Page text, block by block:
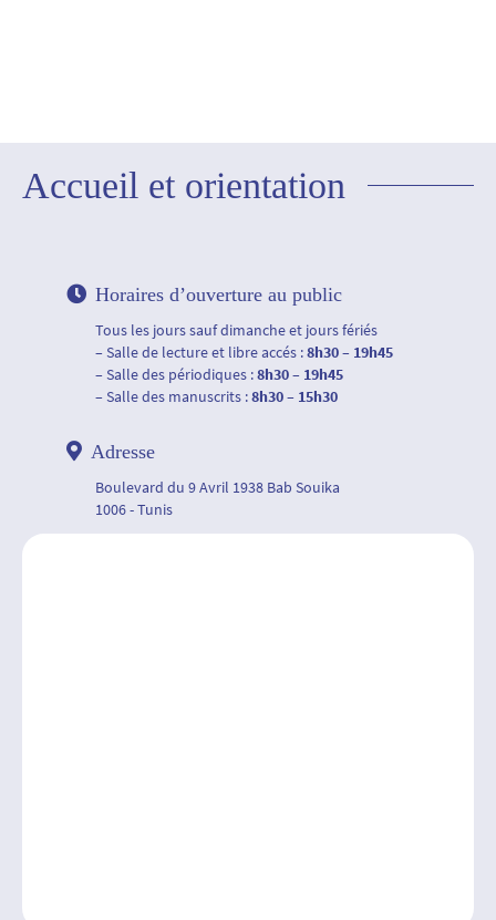
Accueil et orientation
Horaires d’ouverture au public
Tous les jours sauf dimanche et jours fériés
– Salle de lecture et libre accés :8h30 – 19h45
– Salle des périodiques :8h30 – 19h45
– Salle des manuscrits :8h30 – 15h30
Adresse
Boulevard du 9 Avril 1938 Bab Souika
1006 - Tunis